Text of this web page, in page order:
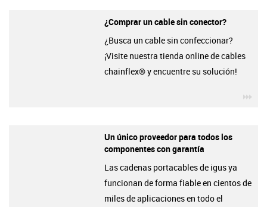
¿Comprar un cable sin conector?
¿Busca un cable sin confeccionar?
¡Visite nuestra tienda online de cables
chainflex® y encuentre su solución!
Un único proveedor para todos los
componentes con garantía
Las cadenas portacables de igus ya
funcionan de forma fiable en cientos de
miles de aplicaciones en todo el